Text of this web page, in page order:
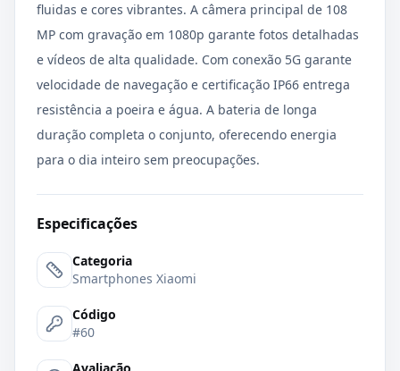
fluidas e cores vibrantes. A câmera principal de 108
MP com gravação em 1080p garante fotos detalhadas
e vídeos de alta qualidade. Com conexão 5G garante
velocidade de navegação e certificação IP66 entrega
resistência a poeira e água. A bateria de longa
duração completa o conjunto, oferecendo energia
para o dia inteiro sem preocupações.
Especificações
Categoria
Smartphones Xiaomi
Código
#60